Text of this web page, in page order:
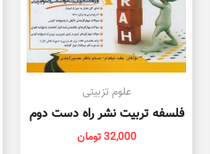
علوم تزبیتی
فلسفه تربیت نشر راه دست دوم
32,000تومان